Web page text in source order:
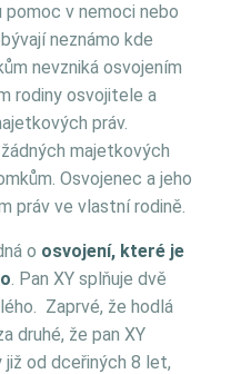
v nemoci nebo
neznámo kde
nevzniká osvojením
rodiny osvojitele a
práv.
majetkových
Osvojenec a jeho
práv ve vlastní rodině.
o osvojení, které je
. Pan XY splňuje dvě
Zaprvé, že hodlá
druhé, že pan XY
od dceřiných 8 let,